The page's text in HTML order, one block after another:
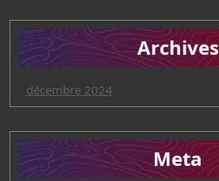
Archives
décembre 2024
Meta